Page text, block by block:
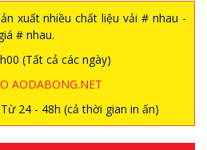
xuất nhiều chất liệu vải # nhau -
# nhau.
(Tất cả các ngày)
AODABONG.NET
24 - 48h (cả thời gian in ấn)